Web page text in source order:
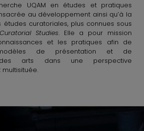
UQAM en études et pratiques
au développement ainsi qu’à la
curatoriales, plus connues sous
Curatorial Studies. Elle a pour mission
et les pratiques afin de
de présentation et de
des arts dans une perspective